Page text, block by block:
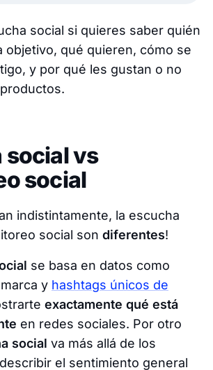
social si quieres saber quién
objetivo, qué quieren, cómo se
y por qué les gustan o no
social vs
social
indistintamente, la escucha
social son diferentes!
se basa en datos como
y hashtags únicos de
exactamente qué está
en redes sociales. Por otro
social va más allá de los
el sentimiento general